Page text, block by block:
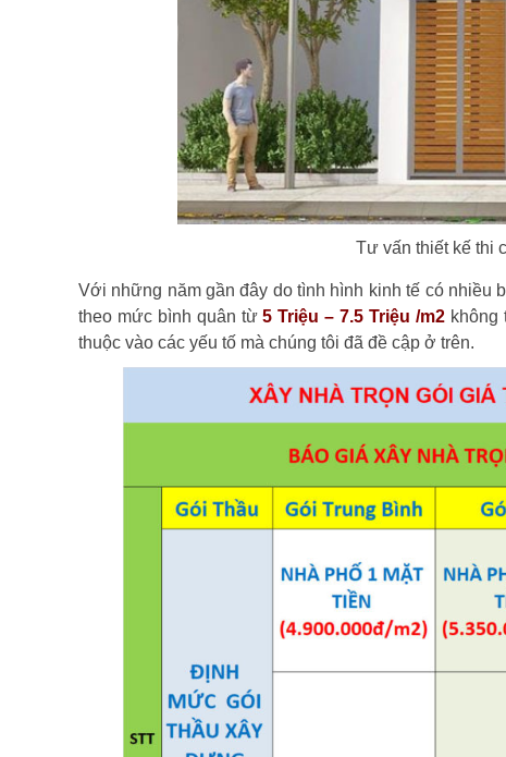
Tư vấn thiết kế thi
Với những năm gần đây do tình hình kinh tế có nhiều
theo mức bình quân từ5 Triệu – 7.5 Triệu /m2không
thuộc vào các yếu tố mà chúng tôi đã đề cập ở trên.